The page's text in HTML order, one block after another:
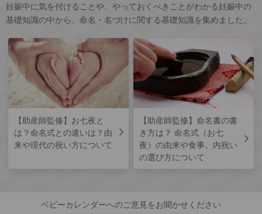
妊娠中に気を付けることや、やっておくべきことがわかる妊娠中の
基礎知識の中から、命名・名づけに関する基礎知識を集めました。
【助産師監修】お七夜と
は？命名式との違いは？由
来や現代の祝い方について
【助産師監修】命名書の書
き方は？ 命名式（お七
夜）の由来や食事、内祝い
の選び方について
ベビーカレンダーへのご意見をお聞かせください